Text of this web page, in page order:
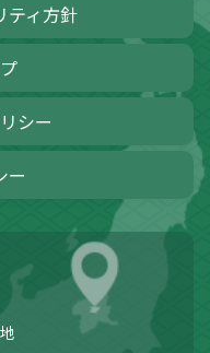
ティ方針
シー
ー